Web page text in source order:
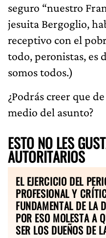
seguro “nuestro
jesuita Bergoglio,
receptivo con el
todo, peronistas, es
somos todos.)
¿Podrás creer que
medio del asunto?
ESTO NO LES
AUTORITARIOS
EL EJERCICIO DEL
PROFESIONAL Y
FUNDAMENTAL DE LA
POR ESO MOLESTA A
SER LOS DUEÑOS DE